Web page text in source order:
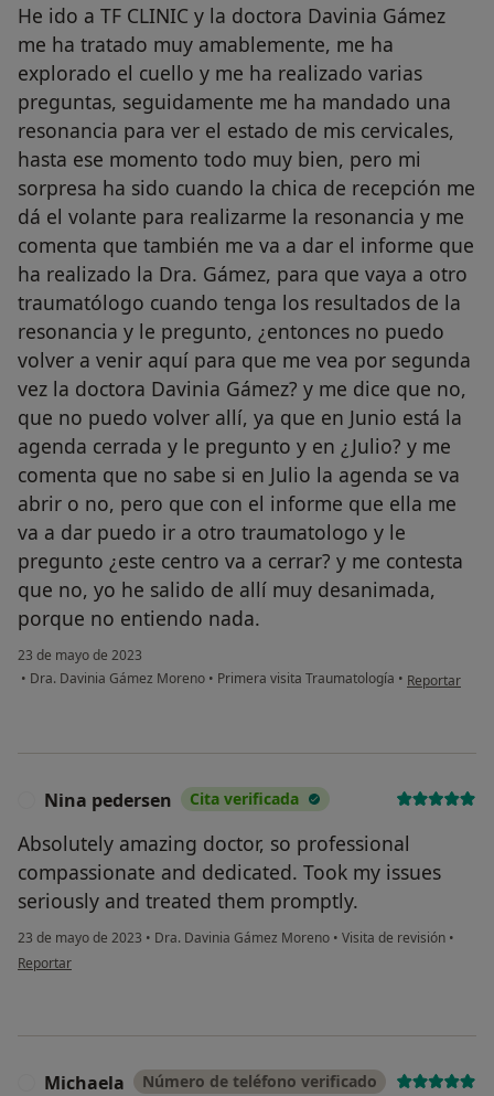
He ido a TF CLINIC y la doctora Davinia Gámez
me ha tratado muy amablemente, me ha
explorado el cuello y me ha realizado varias
preguntas, seguidamente me ha mandado una
resonancia para ver el estado de mis cervicales,
hasta ese momento todo muy bien, pero mi
sorpresa ha sido cuando la chica de recepción me
dá el volante para realizarme la resonancia y me
comenta que también me va a dar el informe que
ha realizado la Dra. Gámez, para que vaya a otro
traumatólogo cuando tenga los resultados de la
resonancia y le pregunto, ¿entonces no puedo
volver a venir aquí para que me vea por segunda
vez la doctora Davinia Gámez? y me dice que no,
que no puedo volver allí, ya que en Junio está la
agenda cerrada y le pregunto y en ¿Julio? y me
comenta que no sabe si en Julio la agenda se va
abrir o no, pero que con el informe que ella me
va a dar puedo ir a otro traumatologo y le
pregunto ¿este centro va a cerrar? y me contesta
que no, yo he salido de allí muy desanimada,
porque no entiendo nada.
23 de mayo de 2023
• Dra. Davinia Gámez Moreno • Primera visita Traumatología • en opinión
Reportar
Nina pedersen Cita verificada
Absolutely amazing doctor, so professional
compassionate and dedicated. Took my issues
seriously and treated them promptly.
23 de mayo de 2023 • Dra. Davinia Gámez Moreno • Visita de revisión •
en opinión del usuario Nina pedersen
Reportar
Michaela Número de teléfono verificado